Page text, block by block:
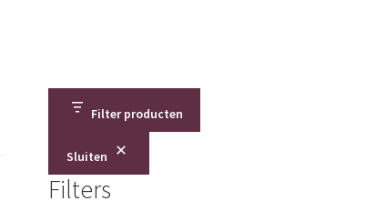
Filter producten
Sluiten
Filters